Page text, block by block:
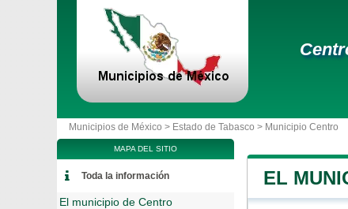
Municipios de México > Estado de Tabasco > Municipio Centro
EL
MAPA DEL SITIO
Toda la información
El municipio de Centro